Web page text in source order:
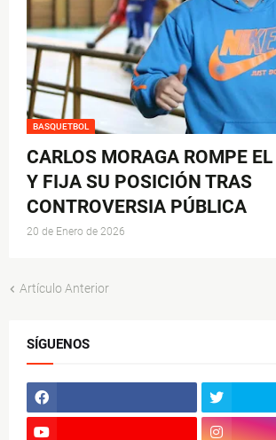
BASQUETBOL
CARLOS MORAGA ROMPE
Y FIJA SU POSICIÓN TRAS
CONTROVERSIA PÚBLICA
20 de Enero de 2026
Artículo Anterior
SÍGUENOS